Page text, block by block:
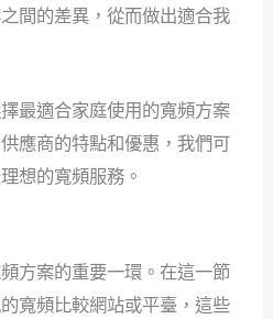
間的差異，從而做出適合我
最適合家庭使用的寬頻方案
應商的特點和優惠，我們可
想的寬頻服務。
方案的重要一環。在這一節
寬頻比較網站或平臺，這些